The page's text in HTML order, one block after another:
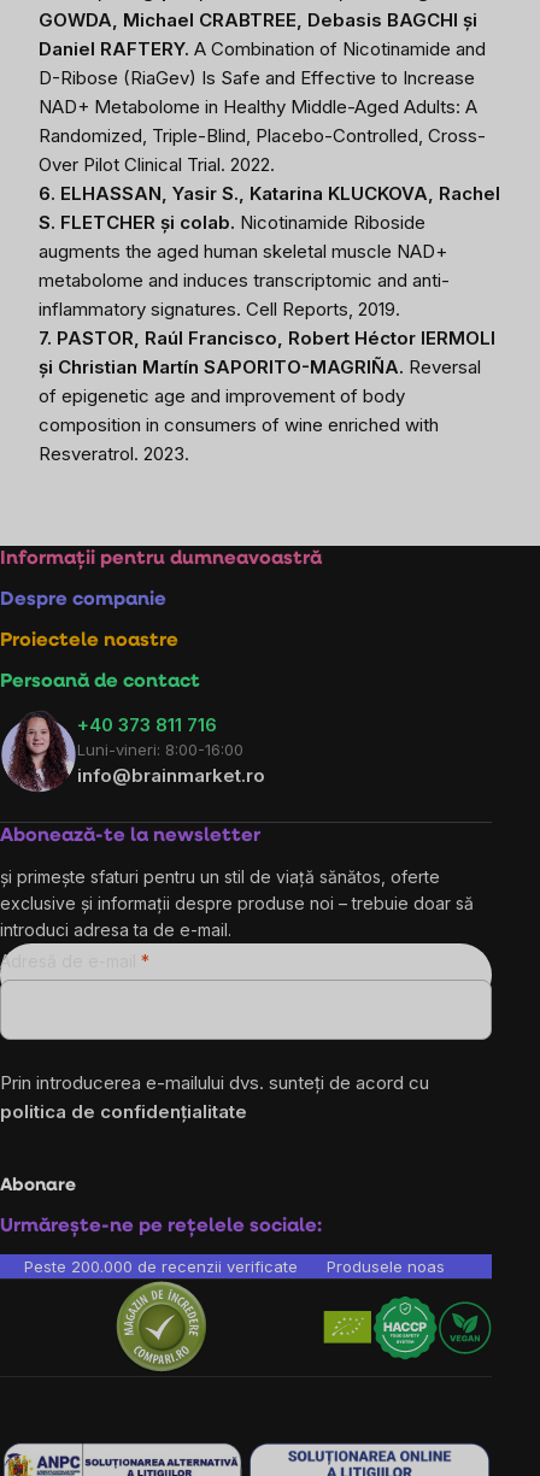
GOWDA, Michael CRABTREE, Debasis BAGCHI și
Daniel RAFTERY. A Combination of Nicotinamide and
D-Ribose (RiaGev) Is Safe and Effective to Increase
NAD+ Metabolome in Healthy Middle-Aged Adults: A
Randomized, Triple-Blind, Placebo-Controlled, Cross-
Over Pilot Clinical Trial. 2022.
6. ELHASSAN, Yasir S., Katarina KLUCKOVA, Rachel
S. FLETCHER și colab. Nicotinamide Riboside
augments the aged human skeletal muscle NAD+
metabolome and induces transcriptomic and anti-
inflammatory signatures. Cell Reports, 2019.
7. PASTOR, Raúl Francisco, Robert Héctor IERMOLI
și Christian Martín SAPORITO-MAGRIÑA. Reversal
of epigenetic age and improvement of body
composition in consumers of wine enriched with
Resveratrol. 2023.
Subsol
Informații pentru dumneavoastră
Despre companie
Proiectele noastre
Persoană de contact
+40 373 811 716
Luni-vineri: 8:00-16:00
info@brainmarket.ro
Abonează-te la newsletter
și primește sfaturi pentru un stil de viață sănătos, oferte
exclusive și informații despre produse noi – trebuie doar să
introduci adresa ta de e-mail.
Adresă de e-mail
Prin introducerea e-mailului dvs. sunteți de acord cu
politica de confidențialitate
Abonare
Urmărește-ne pe rețelele sociale:
Peste 200.000 de recenzii verificate Produsele noastre sunt